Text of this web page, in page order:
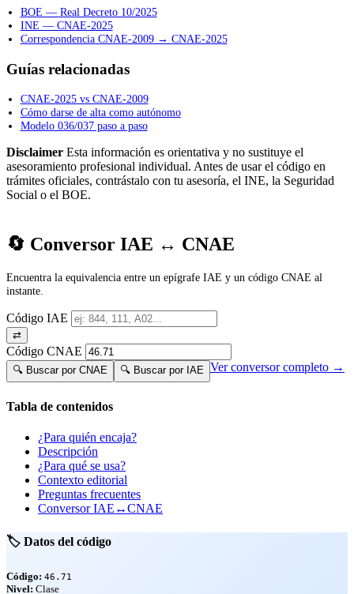
BOE — Real Decreto 10/2025
INE — CNAE-2025
Correspondencia CNAE-2009 → CNAE-2025
Guías relacionadas
CNAE-2025 vs CNAE-2009
Cómo darse de alta como autónomo
Modelo 036/037 paso a paso
Disclaimer Esta información es orientativa y no sustituye el
asesoramiento profesional individual. Antes de usar el código en
trámites oficiales, contrástalo con tu asesoría, el INE, la Seguridad
Social o el BOE.
🔄 Conversor IAE ↔ CNAE
Encuentra la equivalencia entre un epígrafe IAE y un código CNAE al
instante.
Código IAE
⇄
Código CNAE
🔍 Buscar por CNAE 🔍 Buscar por IAE Ver conversor completo →
Tabla de contenidos
¿Para quién encaja?
Descripción
¿Para qué se usa?
Contexto editorial
Preguntas frecuentes
Conversor IAE↔CNAE
🏷️ Datos del código
Código: 46.71
Nivel: Clase